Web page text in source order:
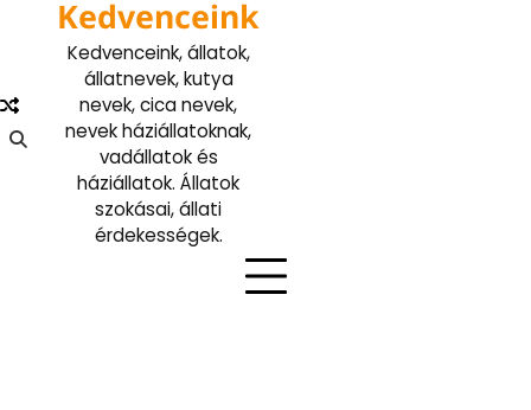
Kedvenceink
Kedvenceink, állatok,
állatnevek, kutya
nevek, cica nevek,
nevek háziállatoknak,
vadállatok és
háziállatok. Állatok
szokásai, állati
érdekességek.